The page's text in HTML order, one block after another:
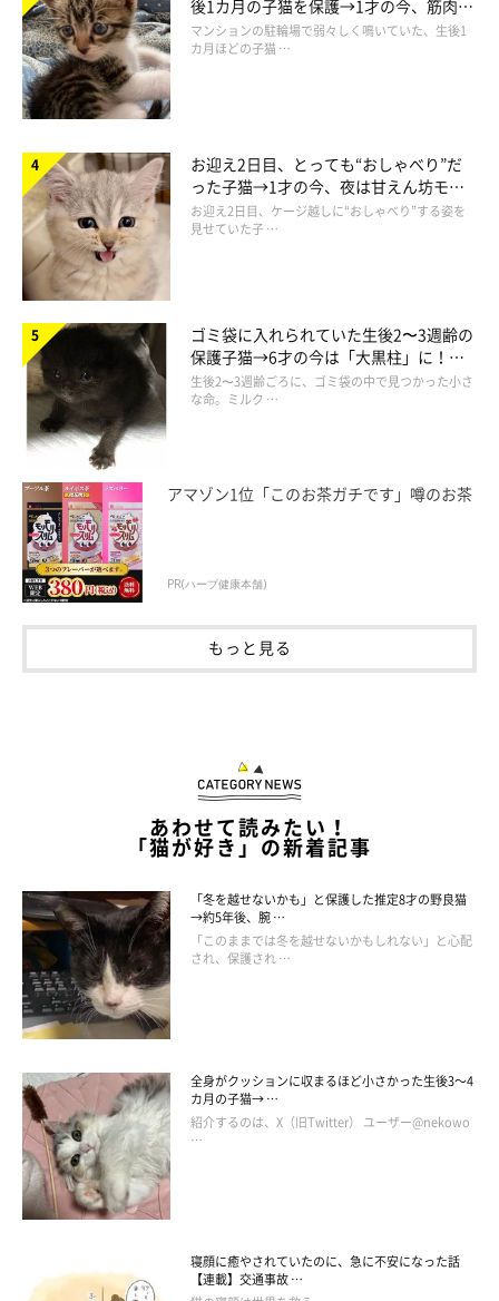
後1カ月の子猫を保護→1才の今、筋肉質
でツンデレなコに成長
マンションの駐輪場で弱々しく鳴いていた、生後1
カ月ほどの子猫 …
お迎え2日目、とっても“おしゃべり”だ
った子猫→1才の今、夜は甘えん坊モー
ドになるコに成長！
お迎え2日目、ケージ越しに“おしゃべり”する姿を
見せていた子 …
ゴミ袋に入れられていた生後2〜3週齢の
保護子猫→6才の今は「大黒柱」に！
美しい黒猫に成長した姿にグッとくる
生後2〜3週齢ごろに、ゴミ袋の中で見つかった小さ
な命。ミルク …
アマゾン1位「このお茶ガチです」噂のお茶
PR(ハーブ健康本舗)
もっと見る
あわせて読みたい！
「猫が好き」の新着記事
「冬を越せないかも」と保護した推定8才の野良猫
→約5年後、腕 …
「このままでは冬を越せないかもしれない」と心配
され、保護され …
全身がクッションに収まるほど小さかった生後3～4
カ月の子猫→ …
紹介するのは、X（旧Twitter） ユーザー@nekowo
…
寝顔に癒やされていたのに、急に不安になった話
【連載】交通事故 …